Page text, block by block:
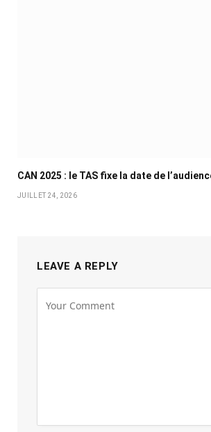
CAN 2025 : le TAS fixe la date de
JUILLET 24, 2026
LEAVE A REPLY